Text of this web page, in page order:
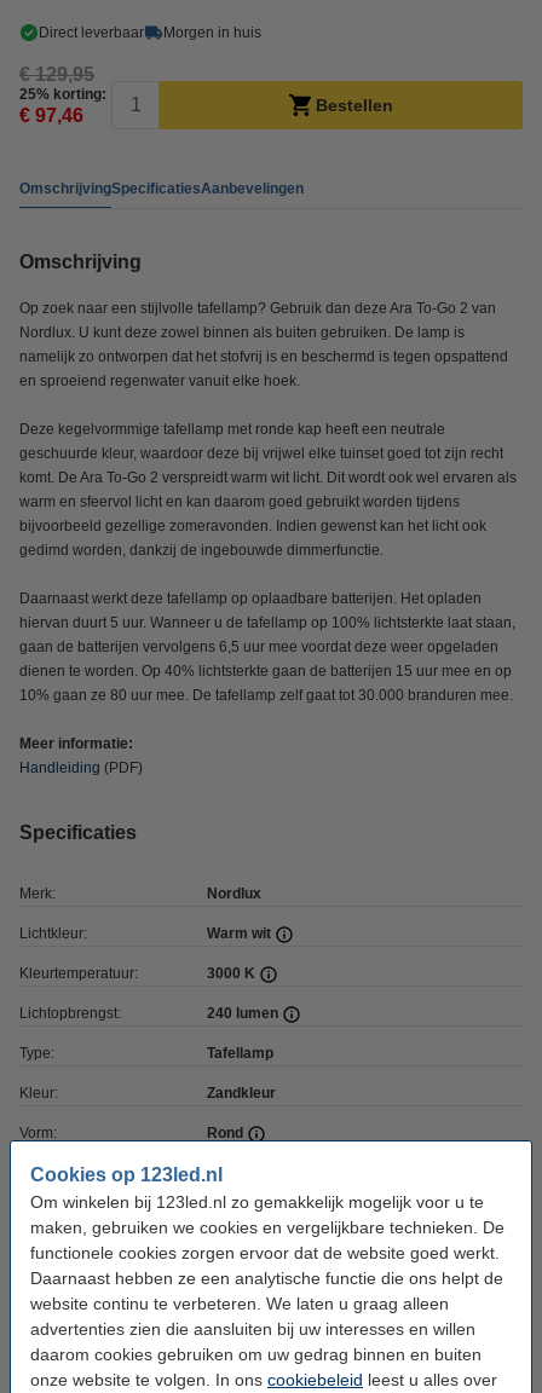
Cookies op 123led.nl
Om winkelen bij 123led.nl zo gemakkelijk mogelijk voor u te
maken, gebruiken we cookies en vergelijkbare technieken. De
functionele cookies zorgen ervoor dat de website goed werkt.
Daarnaast hebben ze een analytische functie die ons helpt de
website continu te verbeteren. We laten u graag alleen
advertenties zien die aansluiten bij uw interesses en willen
daarom cookies gebruiken om uw gedrag binnen en buiten
onze website te volgen. In ons cookiebeleid leest u alles over
Direct leverbaar Morgen in huis
€ 129,95
25% korting:
€ 97,46 Bestellen
OmschrijvingSpecificatiesAanbevelingen
Omschrijving
Op zoek naar een stijlvolle tafellamp? Gebruik dan deze Ara To-Go 2 van
Nordlux. U kunt deze zowel binnen als buiten gebruiken. De lamp is
namelijk zo ontworpen dat het stofvrij is en beschermd is tegen opspattend
en sproeiend regenwater vanuit elke hoek.
Deze kegelvormmige tafellamp met ronde kap heeft een neutrale
geschuurde kleur, waardoor deze bij vrijwel elke tuinset goed tot zijn recht
komt. De Ara To-Go 2 verspreidt warm wit licht. Dit wordt ook wel ervaren als
warm en sfeervol licht en kan daarom goed gebruikt worden tijdens
bijvoorbeeld gezellige zomeravonden. Indien gewenst kan het licht ook
gedimd worden, dankzij de ingebouwde dimmerfunctie.
Daarnaast werkt deze tafellamp op oplaadbare batterijen. Het opladen
hiervan duurt 5 uur. Wanneer u de tafellamp op 100% lichtsterkte laat staan,
gaan de batterijen vervolgens 6,5 uur mee voordat deze weer opgeladen
dienen te worden. Op 40% lichtsterkte gaan de batterijen 15 uur mee en op
10% gaan ze 80 uur mee. De tafellamp zelf gaat tot 30.000 branduren mee.
Meer informatie:
Handleiding (PDF)
Specificaties
Merk: Nordlux
Lichtkleur: Warm wit
Kleurtemperatuur: 3000 K
Lichtopbrengst: 240 lumen
Type: Tafellamp
Kleur: Zandkleur
Vorm: Rond
CRI: Ra> 80
Lamp inbegrepen: Ja
Lichthoek: 98 graden
Materiaal: Aluminium
Ja, intern